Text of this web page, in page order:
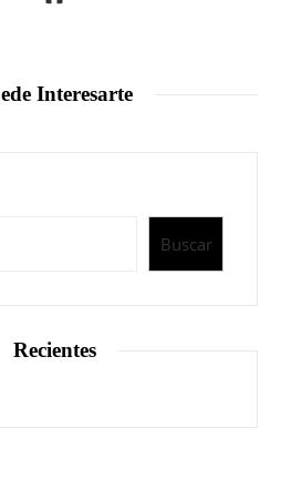
Interesarte
Buscar
Recientes